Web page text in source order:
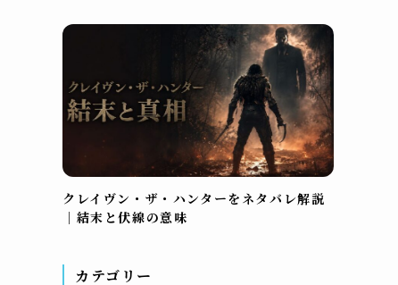
クレイヴン・ザ・ハンターをネタバレ解説
｜結末と伏線の意味
カテゴリー